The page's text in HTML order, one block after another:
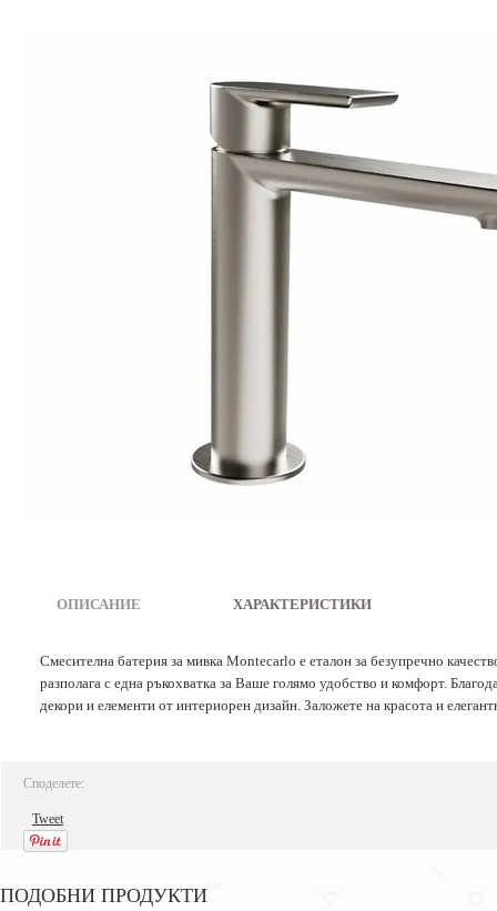
ОПИСАНИЕ ХАРАКТЕРИСТИКИ
Смесителна батерия за мивка Montecarlo е еталон за безупречно
разполага с една ръкохватка за Ваше голямо удобство и комфорт.
декори и елементи от интериорен дизайн. Заложете на красота и
Споделете:
Tweet
ПОДОБНИ ПРОДУКТИ